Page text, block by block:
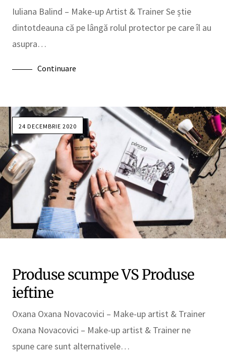
Iuliana Balind – Make-up Artist & Trainer Se știe
dintotdeauna că pe lângă rolul protector pe care îl au
asupra…
Continuare
24 DECEMBRIE 2020
Produse scumpe VS Produse
ieftine
Oxana Oxana Novacovici – Make-up artist & Trainer
Oxana Novacovici – Make-up artist & Trainer ne
spune care sunt alternativele…